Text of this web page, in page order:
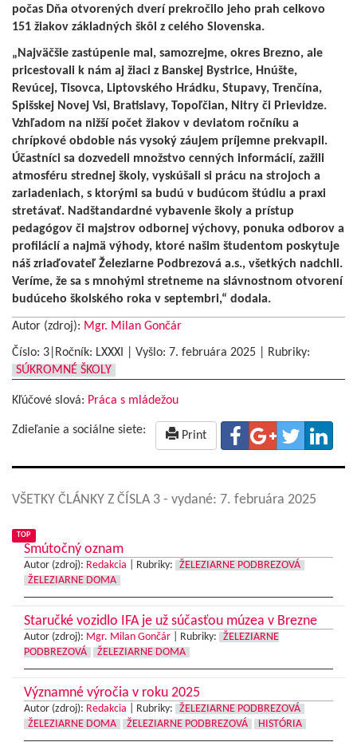
počas Dňa otvorených dverí prekročilo jeho prah celkovo
151 žiakov základných škôl z celého Slovenska.
„Najväčšie zastúpenie mal, samozrejme, okres Brezno, ale
pricestovali k nám aj žiaci z Banskej Bystrice, Hnúšte,
Revúcej, Tisovca, Liptovského Hrádku, Stupavy, Trenčína,
Spišskej Novej Vsi, Bratislavy, Topoľčian, Nitry či Prievidze.
Vzhľadom na nižší počet žiakov v deviatom ročníku a
chrípkové obdobie nás vysoký záujem príjemne prekvapil.
Účastníci sa dozvedeli množstvo cenných informácií, zažili
atmosféru strednej školy, vyskúšali si prácu na strojoch a
zariadeniach, s ktorými sa budú v budúcom štúdiu a praxi
stretávať. Nadštandardné vybavenie školy a prístup
pedagógov či majstrov odbornej výchovy, ponuka odborov a
profilácií a najmä výhody, ktoré našim študentom poskytuje
náš zriaďovateľ Železiarne Podbrezová a.s., všetkých nadchli.
Veríme, že sa s mnohými stretneme na slávnostnom otvorení
budúceho školského roka v septembri,“ dodala.
Autor (zdroj): Mgr. Milan Gončár
Číslo: 3|Ročník: LXXXI | Vyšlo: 7. februára 2025
Rubriky:
SÚKROMNÉ ŠKOLY
Kľúčové slová: Práca s mládežou
Zdieľanie a sociálne siete: Print
VŠETKY ČLÁNKY Z ČÍSLA 3 - vydané: 7. februára 2025
TOP
Smútočný oznam
Autor (zdroj): Redakcia Rubriky:
ŽELEZIARNE PODBREZOVÁ
ŽELEZIARNE DOMA
Staručké vozidlo IFA je už súčasťou múzea v Brezne
Autor (zdroj): Mgr. Milan Gončár Rubriky:
ŽELEZIARNE
PODBREZOVÁ
ŽELEZIARNE DOMA
Významné výročia v roku 2025
Autor (zdroj): Redakcia Rubriky:
ŽELEZIARNE PODBREZOVÁ
ŽELEZIARNE DOMA
ŽELEZIARNE PODBREZOVÁ HISTÓRIA